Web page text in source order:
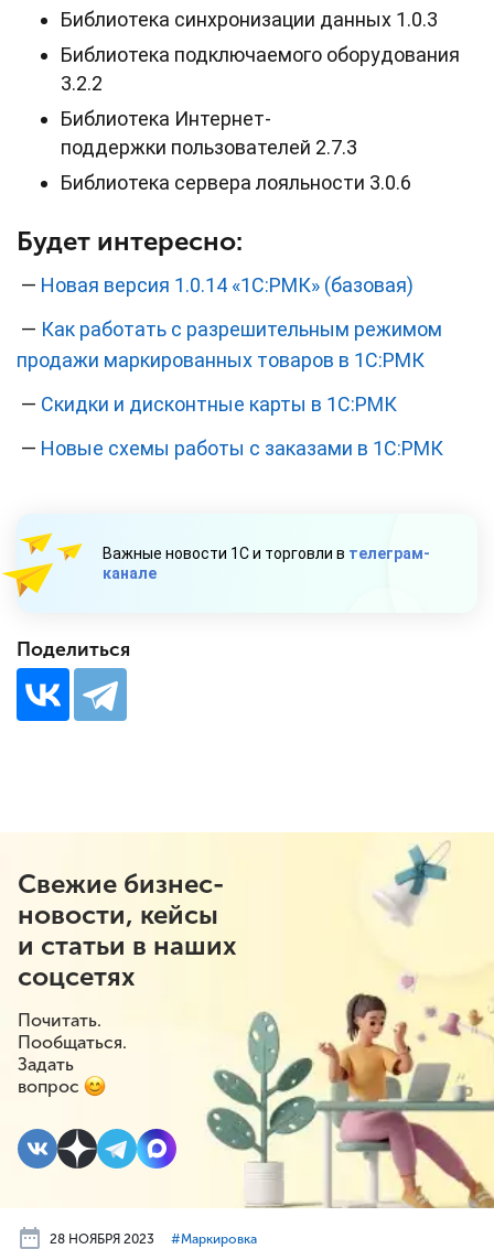
Библиотека синхронизации данных 1.0.3
Библиотека подключаемого оборудования
3.2.2
Библиотека Интернет-
поддержки пользователей 2.7.3
Библиотека сервера лояльности 3.0.6
Будет интересно:
— Новая версия 1.0.14 «1С:РМК» (базовая)
— Как работать с разрешительным режимом
продажи маркированных товаров в 1С:РМК
— Скидки и дисконтные карты в 1С:РМК
— Новые схемы работы с заказами в 1С:РМК
Важные новости 1С и торговли в телеграм-
канале
Поделиться
Свежие бизнес-
новости, кейсы
и статьи в наших
соцсетях
Почитать.
Пообщаться.
Задать
вопрос
28 НОЯБРЯ 2023 #⁣Маркировка